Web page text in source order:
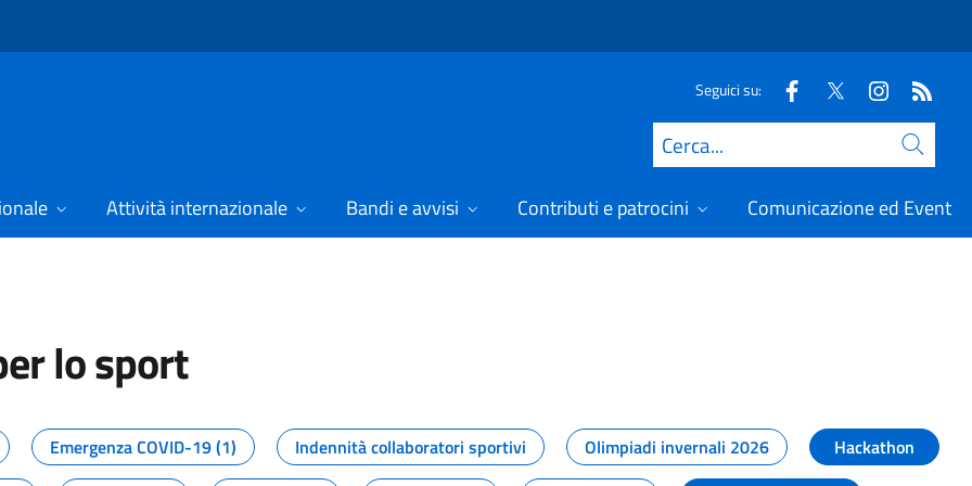
Seguici su:
Cerca
Attività internazionale Bandi e avvisi Contributi e patrocini Comunicazione ed Eventi
lo sport
dal Dipartimento per lo sport
Emergenza COVID-19 (1) Indennità collaboratori sportivi Olimpiadi invernali 2026
Hackathon